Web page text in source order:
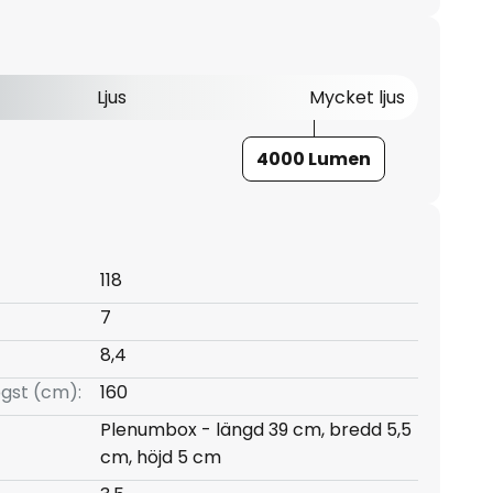
Ljus Mycket ljus
4000 Lumen
118
7
8,4
(cm):
160
Plenumbox - längd 39 cm, bredd 5,5
cm, höjd 5 cm